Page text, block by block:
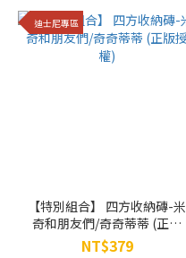
迪士尼專區
【特別組合】 四方收納磚-米
奇和朋友們/奇奇蒂蒂 (正版
授權)
NT$379